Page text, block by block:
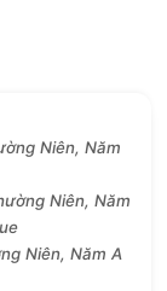
Niên, Năm
Niên, Năm
Niên, Năm A